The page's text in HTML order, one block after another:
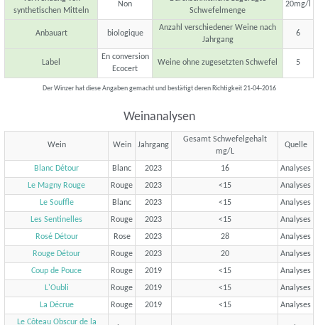
synthetischen Mitteln
Non
Schwefelmenge
20mg/l
Anbauart biologique
Anzahl verschiedener Weine nach
Jahrgang
6
Label
En conversion
Ecocert
Weine ohne zugesetzten Schwefel 5
Der Winzer hat diese Angaben gemacht und bestätigt deren Richtigkeit 21-04-2016
Weinanalysen
Wein Wein Jahrgang
Gesamt Schwefelgehalt
mg/L
Quelle
Blanc Détour Blanc 2023 16
Analyses
Le Magny Rouge
Rouge 2023 <15
Analyses
Le Souffle
Blanc 2023 <15
Analyses
Les Sentinelles
Rouge 2023 <15
Analyses
Rosé Détour
Rose 2023 28
Analyses
Rouge Détour
Rouge 2023 20
Analyses
Coup de Pouce
Rouge 2019 <15
Analyses
L'Oubli
Rouge 2019 <15
Analyses
La Décrue
Rouge 2019 <15
Analyses
Le Côteau Obscur de la